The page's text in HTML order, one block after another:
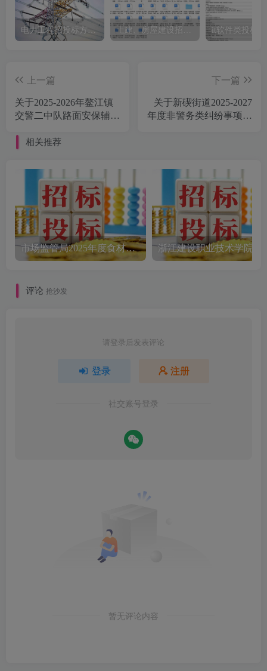
it软件类投标
上一篇
关于2025-2026年鳌江镇
交警二中队路面安保辅助
江中商工程咨询有限公
下一篇
关于新碶街道2025-2027
年度非警务类纠纷事项处
相关推荐
市场监管局2025年度食材配送采购公告
评论 抢沙发
请登录后发表评论
登录 注册
社交账号登录
暂无评论内容